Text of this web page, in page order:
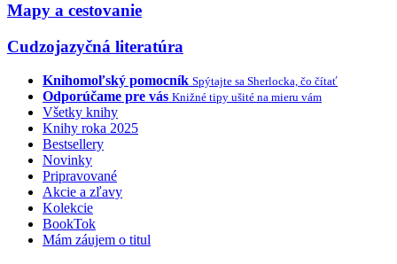
Mapy a cestovanie
Cudzojazyčná literatúra
Knihomoľský pomocník Spýtajte sa Sherlocka, čo čítať
Odporúčame pre vás Knižné tipy ušité na mieru vám
Všetky knihy
Knihy roka 2025
Bestsellery
Novinky
Pripravované
Akcie a zľavy
Kolekcie
BookTok
Mám záujem o titul